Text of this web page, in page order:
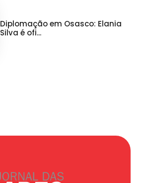
Diplomação em Osasco: Elania
Silva é ofi...